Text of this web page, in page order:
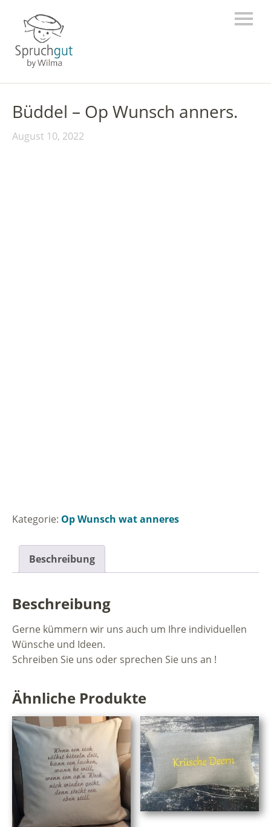
Büddel – Op Wunsch anners.
August 10, 2022
Kategorie: Op Wunsch wat anneres
Beschreibung
Beschreibung
Gerne kümmern wir uns auch um Ihre individuellen
Wünsche und Ideen.
Schreiben Sie uns oder sprechen Sie uns an !
Ähnliche Produkte